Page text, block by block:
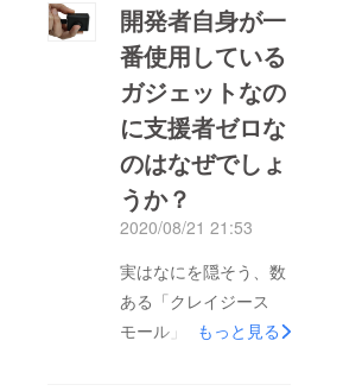
開発者自身が一
番使用している
ガジェットなの
に支援者ゼロな
のはなぜでしょ
うか？
2020/08/21 21:53
実はなにを隠そう、数
ある「クレイジース
モール」シリーズの中
もっと見る